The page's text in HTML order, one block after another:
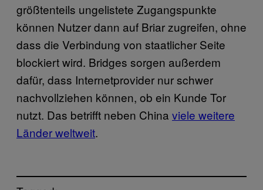
größtenteils ungelistete Zugangspunkte
können Nutzer dann auf Briar zugreifen, ohne
dass die Verbindung von staatlicher Seite
blockiert wird. Bridges sorgen außerdem
dafür, dass Internetprovider nur schwer
nachvollziehen können, ob ein Kunde Tor
nutzt. Das betrifft neben China viele weitere
Länder weltweit.